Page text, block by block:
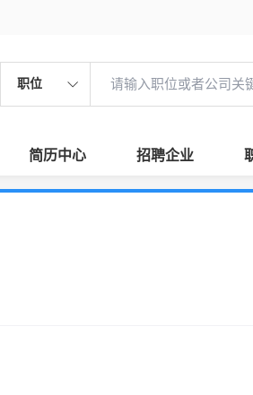
职位
简历中心 招聘企业